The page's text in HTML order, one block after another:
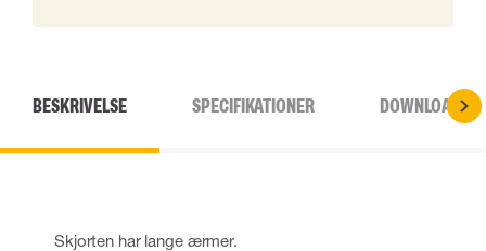
BESKRIVELSE SPECIFIKATIONER DOWNLOADS
Skjorten har lange ærmer.